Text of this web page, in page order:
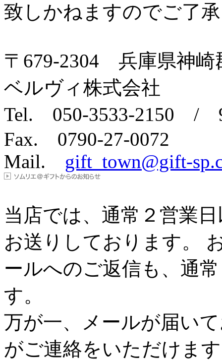
致しかねますのでご了
〒679-2304 兵庫県神崎
ベルヴィ株式会社
Tel. 050-3533-2150 / 9
Fax. 0790-27-0072
Mail. gift_town@gift-
当店では、通常２営業
お送りしております。
ールへのご返信も、通
す。
万が一、メールが届い
がご連絡をいただけま